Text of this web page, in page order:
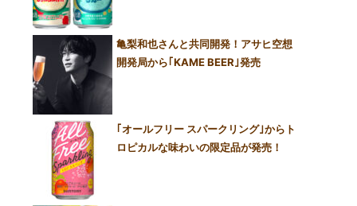
亀梨和也さんと共同開発！アサヒ空想
開発局から｢KAME BEER｣発売
｢オールフリー スパークリング｣からト
ロピカルな味わいの限定品が発売！